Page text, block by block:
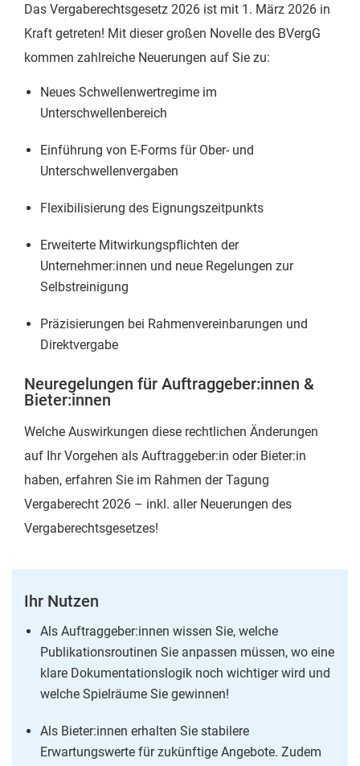
Das Vergaberechtsgesetz 2026 ist mit 1. März 2026 in
Kraft getreten! Mit dieser großen Novelle des BVergG
kommen zahlreiche Neuerungen auf Sie zu:
Neues Schwellenwertregime im
Unterschwellenbereich
Einführung von E-Forms für Ober- und
Unterschwellenvergaben
Flexibilisierung des Eignungszeitpunkts
Erweiterte Mitwirkungspflichten der
Unternehmer:innen und neue Regelungen zur
Selbstreinigung
Präzisierungen bei Rahmenvereinbarungen und
Direktvergabe
Neuregelungen für Auftraggeber:innen &
Bieter:innen
Welche Auswirkungen diese rechtlichen Änderungen
auf Ihr Vorgehen als Auftraggeber:in oder Bieter:in
haben, erfahren Sie im Rahmen der Tagung
Vergaberecht 2026 – inkl. aller Neuerungen des
Vergaberechtsgesetzes!
Ihr Nutzen
Als Auftraggeber:innen wissen Sie, welche
Publikationsroutinen Sie anpassen müssen, wo eine
klare Dokumentationslogik noch wichtiger wird und
welche Spielräume Sie gewinnen!
Als Bieter:innen erhalten Sie stabilere
Erwartungswerte für zukünftige Angebote. Zudem